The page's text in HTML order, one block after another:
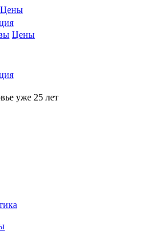
Цены
Цены
уже 25 лет